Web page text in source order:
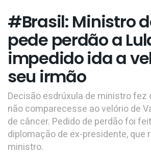
#Brasil: Ministro
pede perdão a
impedido ida a
seu irmão
Decisão esdrúxula de ministro fez
não comparecesse ao velório de
de câncer. Pedido de perdão foi
diplomação de ex-presidente, que
ministro.